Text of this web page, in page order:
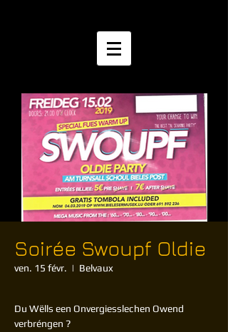
Soirée Swoupf Oldie
ven. 15 févr.
  |
Belvaux
Du Wëlls een Onvergiesslechen Owend
verbréngen ?